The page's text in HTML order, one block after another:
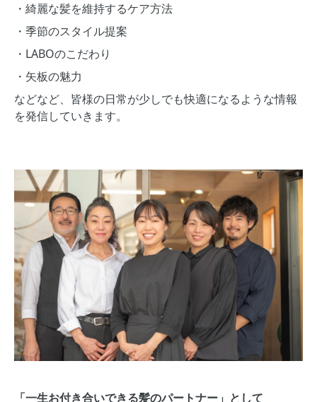
・綺麗な髪を維持するケア方法
・季節のスタイル提案
・LABOのこだわり
・矢板の魅力
などなど、皆様の日常が少しでも快適になるような情報
を発信していきます。
「一生お付き合いできる髪のパートナー」として